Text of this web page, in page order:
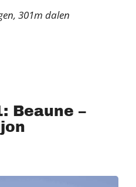
301m dalen
Beaune –